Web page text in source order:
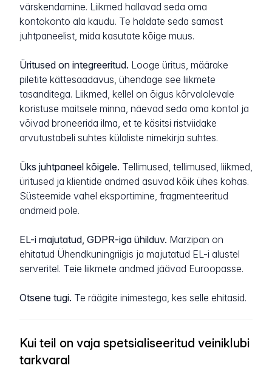
värskendamine. Liikmed hallavad seda oma
kontokonto ala kaudu. Te haldate seda samast
juhtpaneelist, mida kasutate kõige muus.
Üritused on integreeritud. Looge üritus, määrake
piletite kättesaadavus, ühendage see liikmete
tasanditega. Liikmed, kellel on õigus kõrvalolevale
koristuse maitsele minna, näevad seda oma kontol ja
võivad broneerida ilma, et te käsitsi ristviidake
arvutustabeli suhtes külaliste nimekirja suhtes.
Üks juhtpaneel kõigele. Tellimused, tellimused, liikmed,
üritused ja klientide andmed asuvad kõik ühes kohas.
Süsteemide vahel eksportimine, fragmenteeritud
andmeid pole.
EL-i majutatud, GDPR-iga ühilduv. Marzipan on
ehitatud Ühendkuningriigis ja majutatud EL-i alustel
serveritel. Teie liikmete andmed jäävad Euroopasse.
Otsene tugi. Te räägite inimestega, kes selle ehitasid.
Kui teil on vaja spetsialiseeritud veiniklubi
tarkvaral